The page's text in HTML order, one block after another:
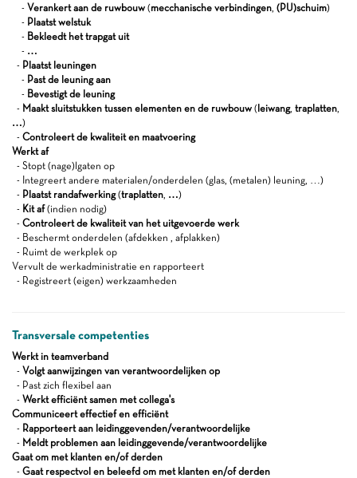
- Verankert aan de ruwbouw (mecchanische verbindingen, (PU)schuim)
- Plaatst welstuk
- Bekleedt het trapgat uit
- …
- Plaatst leuningen
- Past de leuning aan
- Bevestigt de leuning
- Maakt sluitstukken tussen elementen en de ruwbouw ( leiwang, traplatten,
…)
- Controleert de kwaliteit en maatvoering
Werkt af
- Stopt (nage)lgaten op
- Integreert andere materialen/onderdelen (glas, (metalen) leuning, …)
- Plaatst randafwerking(traplatten, …)
- Kit af(indien nodig)
- Controleert de kwaliteit van het uitgevoerde werk
- Beschermt onderdelen (afdekken , afplakken)
- Ruimt de werkplek op
Vervult de werkadministratie en rapporteert
- Registreert (eigen) werkzaamheden
Transversale competenties
Werkt in teamverband
- Volgt aanwijzingen van verantwoordelijken op
- Past zich flexibel aan
- Werkt efficiënt samen met collega's
Communiceert effectief en efficiënt
- Rapporteert aan leidinggevenden/verantwoordelijke
- Meldt problemen aan leidinggevende/verantwoordelijke
Gaat om met klanten en/of derden
- Gaat respectvol en beleefd om met klanten en/of derden